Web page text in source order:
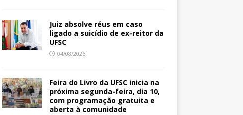
Juiz absolve réus em caso
ligado a suicídio de ex-reitor da
UFSC
04/08/2026
Feira do Livro da UFSC inicia na
próxima segunda-feira, dia 10,
com programação gratuita e
aberta à comunidade